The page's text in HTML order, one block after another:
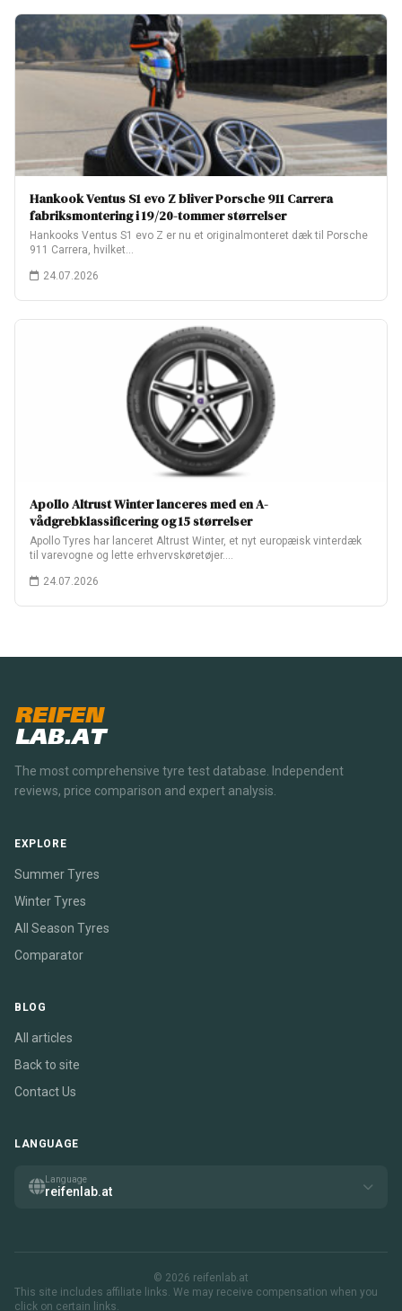
Hankook Ventus S1 evo Z bliver Porsche 911 Carrera
fabriksmontering i 19/20-tommer størrelser
Hankooks Ventus S1 evo Z er nu et originalmonteret dæk til Porsche
911 Carrera, hvilket…
24.07.2026
Apollo Altrust Winter lanceres med en A-
vådgrebklassificering og 15 størrelser
Apollo Tyres har lanceret Altrust Winter, et nyt europæisk vinterdæk
til varevogne og lette erhvervskøretøjer.…
24.07.2026
REIFEN
LAB.AT
The most comprehensive tyre test database. Independent
reviews, price comparison and expert analysis.
EXPLORE
Summer Tyres
Winter Tyres
All Season Tyres
Comparator
BLOG
All articles
Back to site
Contact Us
LANGUAGE
Language
reifenlab.at
© 2026 reifenlab.at
This site includes affiliate links. We may receive compensation when you
click on certain links.